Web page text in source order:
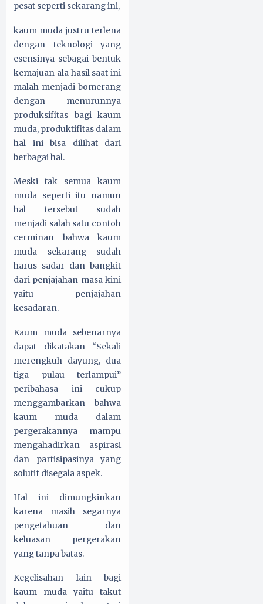
pesat seperti sekarang ini,
kaum muda justru terlena
dengan teknologi yang
esensinya sebagai bentuk
kemajuan ala hasil saat ini
malah menjadi bomerang
dengan menurunnya
produksifitas bagi kaum
muda, produktifitas dalam
hal ini bisa dilihat dari
berbagai hal.
Meski tak semua kaum
muda seperti itu namun
hal tersebut sudah
menjadi salah satu contoh
cerminan bahwa kaum
muda sekarang sudah
harus sadar dan bangkit
dari penjajahan masa kini
yaitu penjajahan
kesadaran.
Kaum muda sebenarnya
dapat dikatakan “Sekali
merengkuh dayung, dua
tiga pulau terlampui”
peribahasa ini cukup
menggambarkan bahwa
kaum muda dalam
pergerakannya mampu
mengahadirkan aspirasi
dan partisipasinya yang
solutif disegala aspek.
Hal ini dimungkinkan
karena masih segarnya
pengetahuan dan
keluasan pergerakan
yang tanpa batas.
Kegelisahan lain bagi
kaum muda yaitu takut